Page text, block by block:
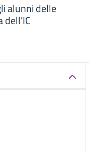
alunni delle